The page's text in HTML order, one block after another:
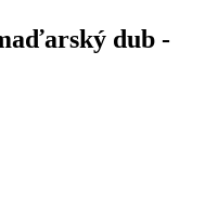
dub -